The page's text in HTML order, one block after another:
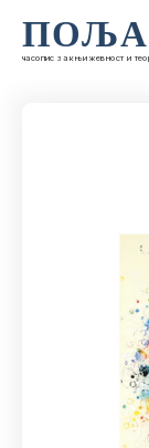
ПОЉА
часопис за књижевност и